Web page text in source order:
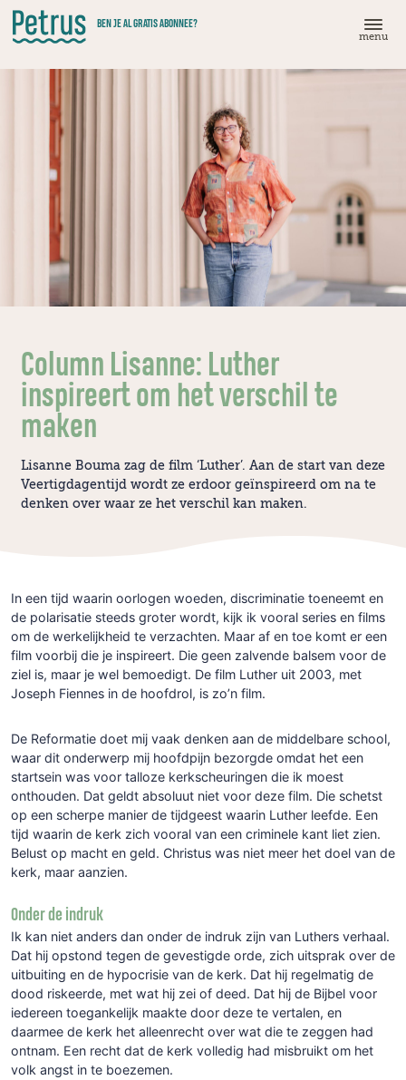
Doorgaan
naar
hoofdinhoud
BEN JE AL GRATIS ABONNEE?
menu
Column Lisanne: Luther
inspireert om het verschil te
maken
Lisanne Bouma zag de film ‘Luther’. Aan de start van deze
Veertigdagentijd wordt ze erdoor geïnspireerd om na te
denken over waar ze het verschil kan maken.
In een tijd waarin oorlogen woeden, discriminatie toeneemt en
de polarisatie steeds groter wordt, kijk ik vooral series en films
om de werkelijkheid te verzachten. Maar af en toe komt er een
film voorbij die je inspireert. Die geen zalvende balsem voor de
ziel is, maar je wel bemoedigt. De film Luther uit 2003, met
Joseph Fiennes in de hoofdrol, is zo’n film.
De Reformatie doet mij vaak denken aan de middelbare school,
waar dit onderwerp mij hoofdpijn bezorgde omdat het een
startsein was voor talloze kerkscheuringen die ik moest
onthouden. Dat geldt absoluut niet voor deze film. Die schetst
op een scherpe manier de tijdgeest waarin Luther leefde. Een
tijd waarin de kerk zich vooral van een criminele kant liet zien.
Belust op macht en geld. Christus was niet meer het doel van de
kerk, maar aanzien.
Onder de indruk
Ik kan niet anders dan onder de indruk zijn van Luthers verhaal.
Dat hij opstond tegen de gevestigde orde, zich uitsprak over de
uitbuiting en de hypocrisie van de kerk. Dat hij regelmatig de
dood riskeerde, met wat hij zei of deed. Dat hij de Bijbel voor
iedereen toegankelijk maakte door deze te vertalen, en
daarmee de kerk het alleenrecht over wat die te zeggen had
ontnam. Een recht dat de kerk volledig had misbruikt om het
volk angst in te boezemen.